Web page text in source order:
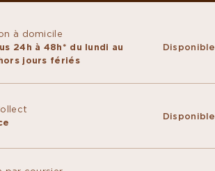
à domicile
24h à 48h* du lundi au
jours fériés
Disponible
Disponible